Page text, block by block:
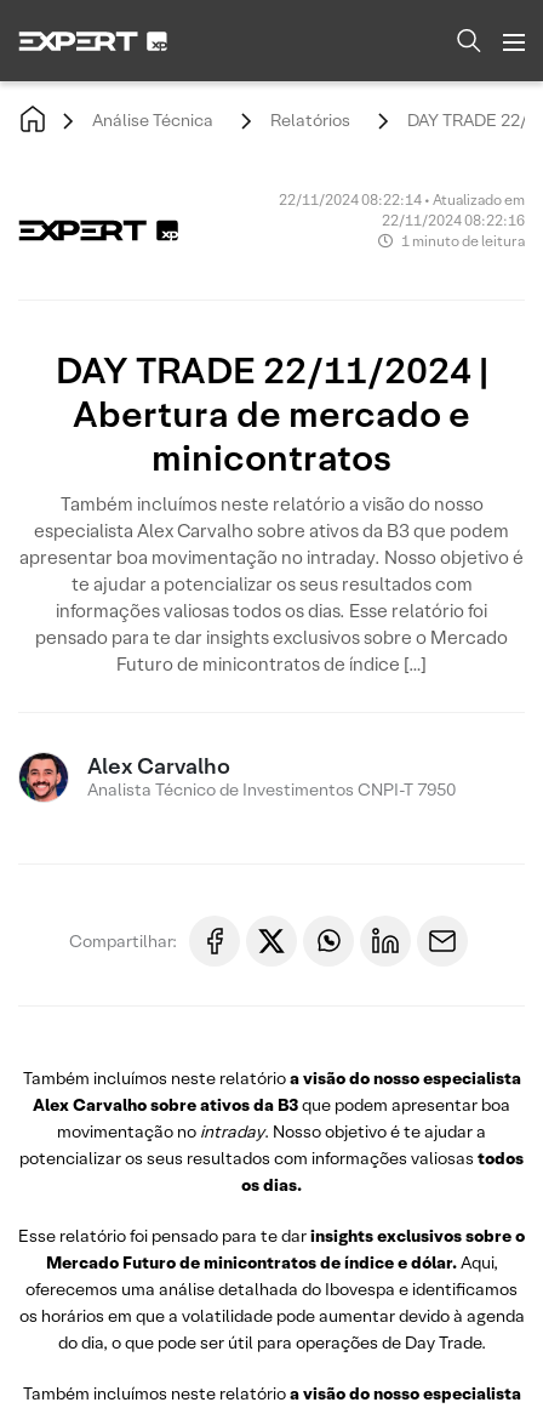
Análise Técnica Relatórios DAY TRADE 22/
22/11/2024 08:22:14 • Atualizado em
22/11/2024 08:22:16
1 minuto de leitura
DAY TRADE 22/11/2024 |
Abertura de mercado e
minicontratos
Também incluímos neste relatório a visão do nosso
especialista Alex Carvalho sobre ativos da B3 que podem
apresentar boa movimentação no intraday. Nosso objetivo é
te ajudar a potencializar os seus resultados com
informações valiosas todos os dias. Esse relatório foi
pensado para te dar insights exclusivos sobre o Mercado
Futuro de minicontratos de índice […]
Alex Carvalho
Analista Técnico de Investimentos CNPI-T 7950
Compartilhar:
Também incluímos neste relatórioa visão do nosso especialista
Alex Carvalho sobre ativos da B3que podem apresentar boa
movimentação no intraday. Nosso objetivo é te ajudar a
potencializar os seus resultados com informações valiosas todos
os dias.
Esse relatório foi pensado para te darinsights exclusivos sobre o
Mercado Futuro de minicontratos de índice e dólar.Aqui,
oferecemos uma análise detalhada do Ibovespa e identificamos
os horários em que a volatilidade pode aumentar devido à agenda
do dia, o que pode ser útil para operações de Day Trade.
Também incluímos neste relatórioa visão do nosso especialista